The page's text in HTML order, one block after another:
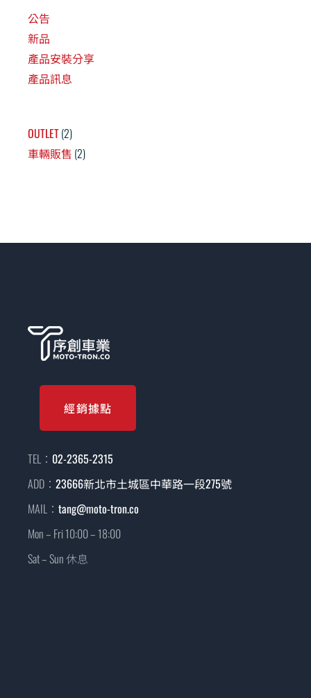
公告
新品
產品安裝分享
產品訊息
OUTLET 2
車輛販售 2
經銷據點
TEL： 02-2365-2315
ADD：23666新北市土城區中華路一段275號
MAIL：tang@moto-tron.co
Mon – Fri 10:00 – 18:00
Sat – Sun 休息